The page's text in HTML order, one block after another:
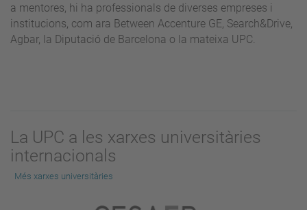
a mentores, hi ha professionals de diverses empreses i
institucions, com ara Between Accenture GE, Search&Drive,
Agbar, la Diputació de Barcelona o la mateixa UPC.
La UPC a les xarxes universitàries
internacionals
Més xarxes universitàries